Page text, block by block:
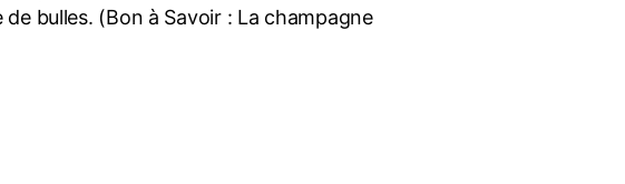
bulles. (Bon à Savoir : La champagne